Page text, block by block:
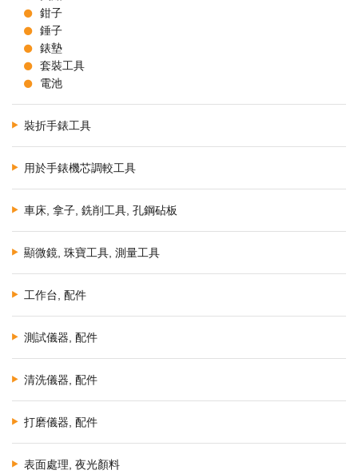
鉗子
錘子
錶墊
套裝工具
電池
裝折手錶工具
用於手錶機芯調較工具
車床, 拿子, 銑削工具, 孔鋼砧板
顯微鏡, 珠寶工具, 測量工具
工作台, 配件
測試儀器, 配件
清洗儀器, 配件
打磨儀器, 配件
表面處理, 夜光顏料